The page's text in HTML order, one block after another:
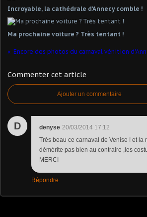
Incroyable, la cathédrale d'Annecy comble !
Ma prochaine voiture ? Très tentant !
Encore des photos du carnaval vénitien
Commenter cet article
Ajouter un commentaire
D denyse 20/03/2014 17:12
Très beau ce carnaval de Venise ! et
démérite pas bien au contraire ,les
MERCI
Répondre